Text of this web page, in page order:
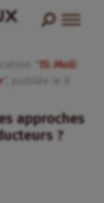
15: Mali:
approches
?